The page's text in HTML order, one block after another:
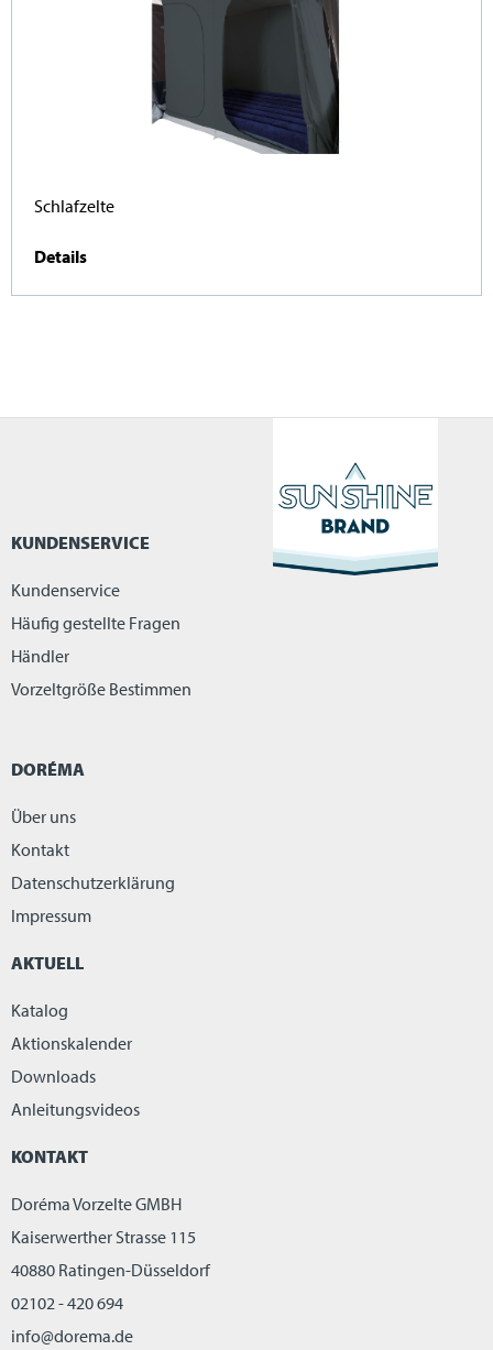
Schlafzelte
Details
KUNDENSERVICE
Kundenservice
Häufig gestellte Fragen
Händler
Vorzeltgröße Bestimmen
DORÉMA
Über uns
Kontakt
Datenschutzerklärung
Impressum
AKTUELL
Katalog
Aktionskalender
Downloads
Anleitungsvideos
KONTAKT
Doréma Vorzelte GMBH
Kaiserwerther Strasse 115
40880 Ratingen-Düsseldorf
02102 - 420 694
info@dorema.de